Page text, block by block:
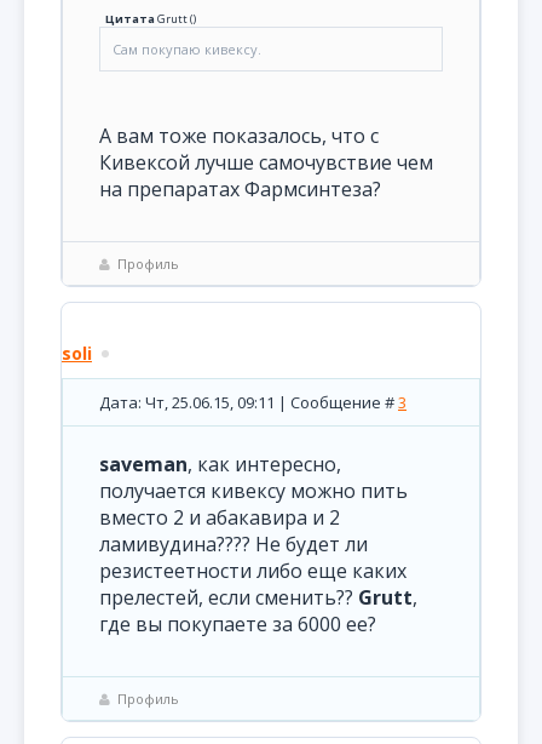
ЦитатаGrutt()
Сам покупаю кивексу.
А вам тоже показалось, что с
Кивексой лучше самочувствие чем
на препаратах Фармсинтеза?
Профиль
soli
Дата: Чт, 25.06.15, 09:11 | Сообщение #3
saveman, как интересно,
получается кивексу можно пить
вместо 2 и абакавира и 2
ламивудина???? Не будет ли
резистеетности либо еще каких
прелестей, если сменить?? Grutt,
где вы покупаете за 6000 ее?
Профиль